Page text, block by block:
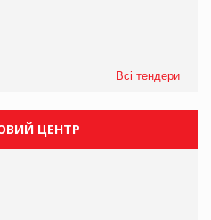
Всі тендери
ЦЕНТР